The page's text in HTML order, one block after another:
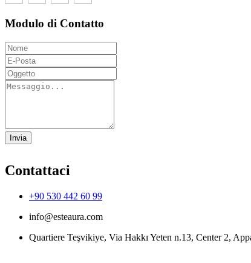
Modulo di Contatto
Invia
Contattaci
+90 530 442 60 99
info@esteaura.com
Quartiere Teşvikiye, Via Hakkı Yeten n.13, Center 2,